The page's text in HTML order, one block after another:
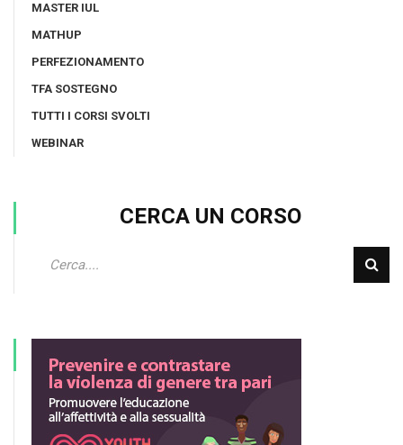
MASTER IUL
MATHUP
PERFEZIONAMENTO
TFA SOSTEGNO
TUTTI I CORSI SVOLTI
WEBINAR
CERCA UN CORSO